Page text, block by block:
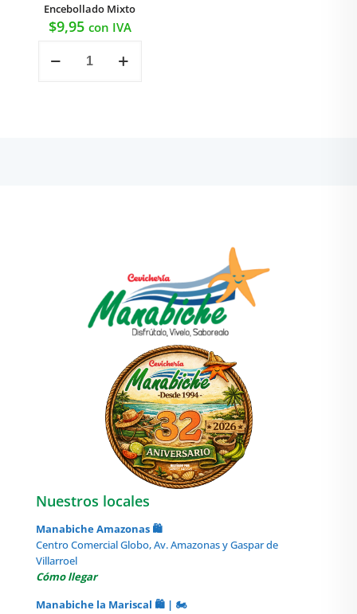
Encebollado Mixto
$9,95 con IVA
Mixto
Nuestros locales
Manabiche Amazonas 🛍️
Centro Comercial Globo, Av. Amazonas y Gaspar de
Villarroel
Cómo llegar
Manabiche la Mariscal 🛍️ | 🏍️